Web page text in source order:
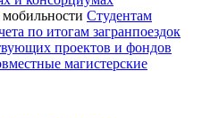
Студентам
по итогам загранпоездок
проектов и фондов
магистерские